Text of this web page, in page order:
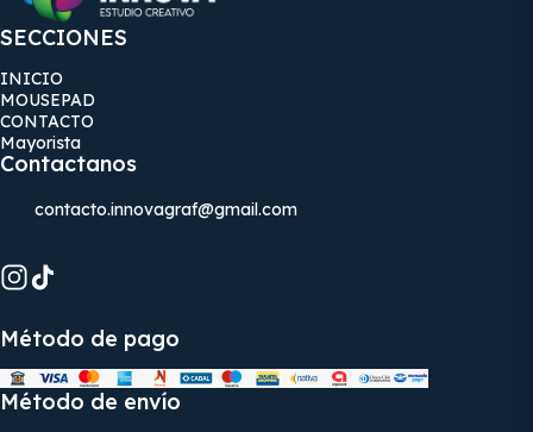
SECCIONES
INICIO
MOUSEPAD
CONTACTO
Mayorista
Contactanos
contacto.innovagraf@gmail.com
Método de pago
Método de envío